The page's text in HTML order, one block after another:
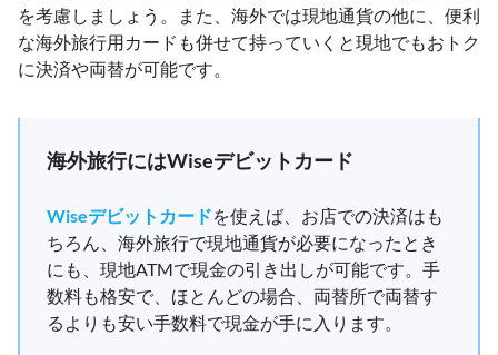
を考慮しましょう。また、海外では現地通貨の他に、便利
な海外旅行用カードも併せて持っていくと現地でもおトク
に決済や両替が可能です。
海外旅行にはWiseデビットカード
Wiseデビットカードを使えば、お店での決済はも
ちろん、海外旅行で現地通貨が必要になったとき
にも、現地ATMで現金の引き出しが可能です。手
数料も格安で、ほとんどの場合、両替所で両替す
るよりも安い手数料で現金が手に入ります。